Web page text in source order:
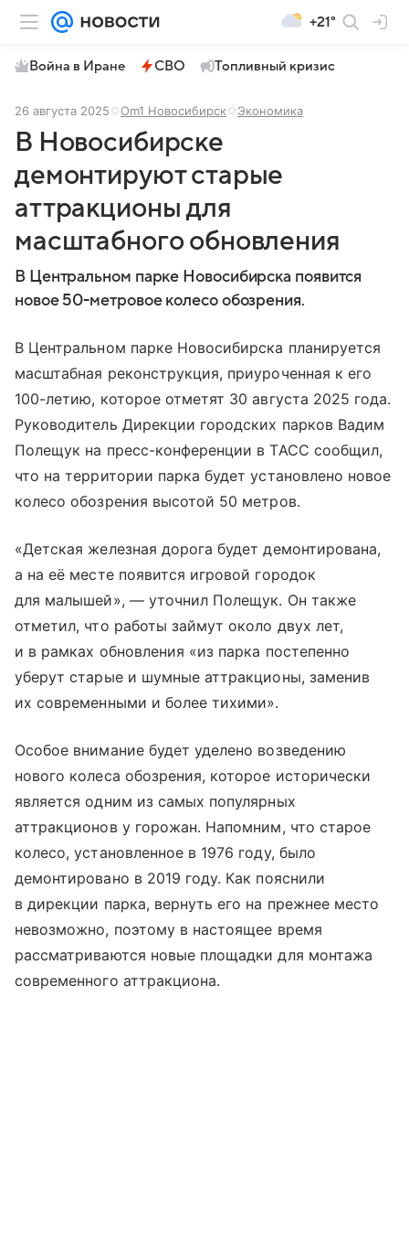
+21°
Война в Иране СВО Топливный кризис
26 августа 2025 Om1 Новосибирск Экономика
В Новосибирске
демонтируют старые
аттракционы для
масштабного обновления
В Центральном парке Новосибирска появится
новое 50-метровое колесо обозрения.
В Центральном парке Новосибирска планируется
масштабная реконструкция, приуроченная к его
100-летию, которое отметят 30 августа 2025 года.
Руководитель Дирекции городских парков Вадим
Полещук на пресс-конференции в ТАСС сообщил,
что на территории парка будет установлено новое
колесо обозрения высотой 50 метров.
«Детская железная дорога будет демонтирована,
а на её месте появится игровой городок
для малышей», — уточнил Полещук. Он также
отметил, что работы займут около двух лет,
и в рамках обновления «из парка постепенно
уберут старые и шумные аттракционы, заменив
их современными и более тихими».
Особое внимание будет уделено возведению
нового колеса обозрения, которое исторически
является одним из самых популярных
аттракционов у горожан. Напомним, что старое
колесо, установленное в 1976 году, было
демонтировано в 2019 году. Как пояснили
в дирекции парка, вернуть его на прежнее место
невозможно, поэтому в настоящее время
рассматриваются новые площадки для монтажа
современного аттракциона.